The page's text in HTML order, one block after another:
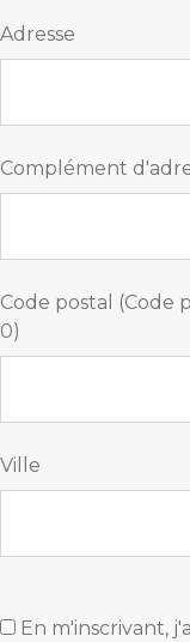
Adresse
Complément
Code postal (Code
0)
Ville
En m'inscrivant,